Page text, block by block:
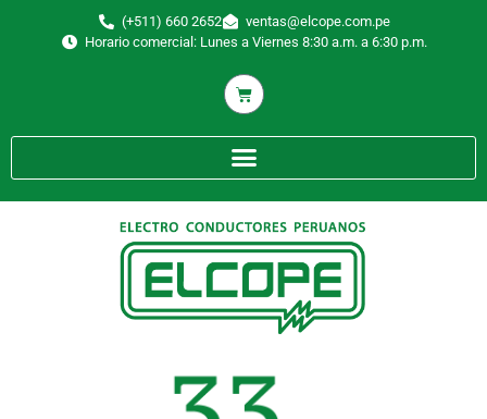
(+511) 660 2652
ventas@elcope.com.pe
Horario comercial: Lunes a Viernes 8:30 a.m. a 6:30 p.m.